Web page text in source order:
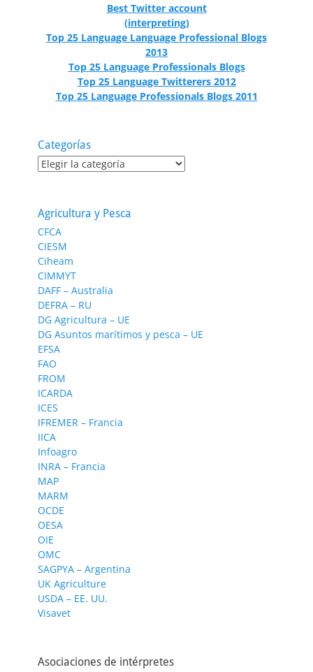
Best Twitter account
(interpreting)
Top 25 Language Language Professional Blogs
2013
Top 25 Language Professionals Blogs
Top 25 Language Twitterers 2012
Top 25 Language Professionals Blogs 2011
Categorías
Categorías
Agricultura y Pesca
CFCA
CIESM
Ciheam
CIMMYT
DAFF – Australia
DEFRA – RU
DG Agricultura – UE
DG Asuntos marítimos y pesca – UE
EFSA
FAO
FROM
ICARDA
ICES
IFREMER – Francia
IICA
Infoagro
INRA – Francia
MAP
MARM
OCDE
OESA
OIE
OMC
SAGPYA – Argentina
UK Agriculture
USDA – EE. UU.
Visavet
Asociaciones de intérpretes